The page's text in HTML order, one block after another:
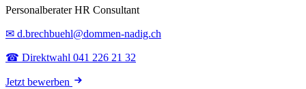
Personalberater HR Consultant
✉ d.brechbuehl@dommen-nadig.ch
☎ Direktwahl 041 226 21 32
Jetzt bewerben